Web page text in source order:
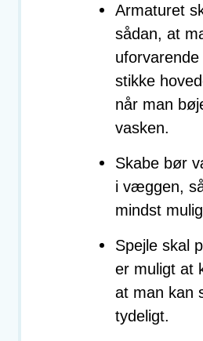
Armaturet
sådan, at
stikke
når man
vasken.
Skabe bør
i væggen,
mindst
Spejle skal
er muligt at
at man kan
tydeligt.